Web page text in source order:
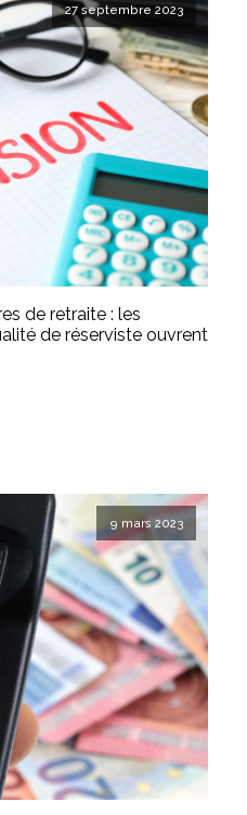
27 septembre 2023
de retraite : les
de réserviste ouvrent
9 mars 2023